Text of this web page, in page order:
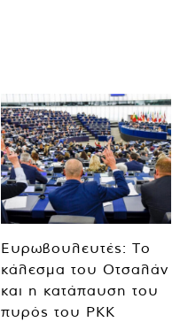
Ευρωβουλευτές: Το
κάλεσμα του Οτσαλάν
και η κατάπαυση του
πυρός του PKK